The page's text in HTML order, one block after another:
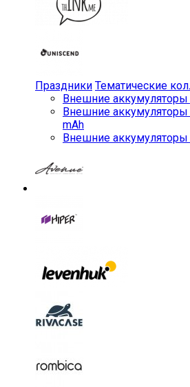
Праздники Тематические
Внешние аккумуляторы
Внешние аккумуляторы
mAh
Внешние аккумуляторы